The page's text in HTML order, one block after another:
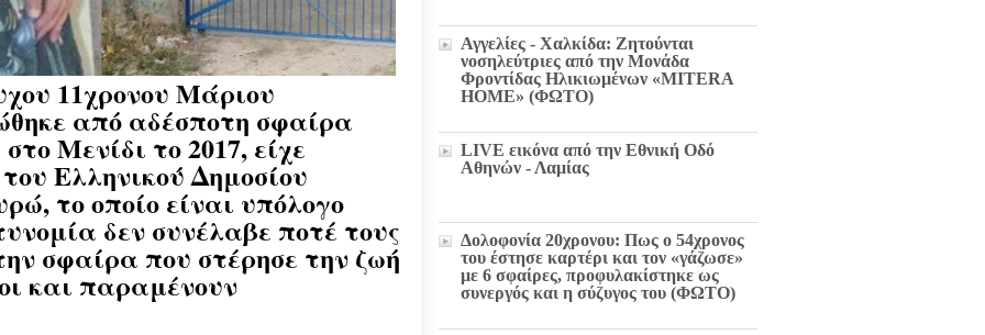
11χρονου Μάριου
από αδέσποτη σφαίρα
Μενίδι το 2017, είχε
Ελληνικού Δημοσίου
το οποίο είναι υπόλογο
δεν συνέλαβε ποτέ τους
σφαίρα που στέρησε την ζωή
και παραμένουν
Αγγελίες - Χαλκίδα: Ζητούνται
νοσηλεύτριες από την Μονάδα
Φροντίδας Ηλικιωμένων «MITERA
HOME» (ΦΩΤΟ)
LIVE εικόνα από την Εθνική Οδό
Αθηνών - Λαμίας
Δολοφονία 20χρονου: Πως ο 54χρονος
του έστησε καρτέρι και τον «γάζωσε»
με 6 σφαίρες, προφυλακίστηκε ως
συνεργός και η σύζυγος του (ΦΩΤΟ)